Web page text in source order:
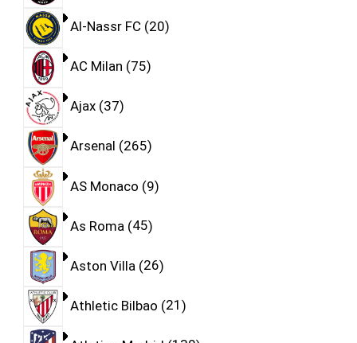
Al-Nassr FC 20
AC Milan 75
Ajax 37
Arsenal 265
AS Monaco 9
As Roma 45
Aston Villa 26
Athletic Bilbao 21